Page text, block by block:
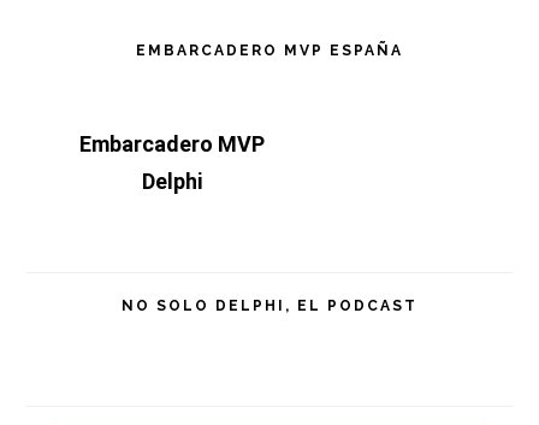
Barra
principal
EMBARCADERO MVP ESPAÑA
Embarcadero MVP
Delphi
NO SOLO DELPHI, EL PODCAST